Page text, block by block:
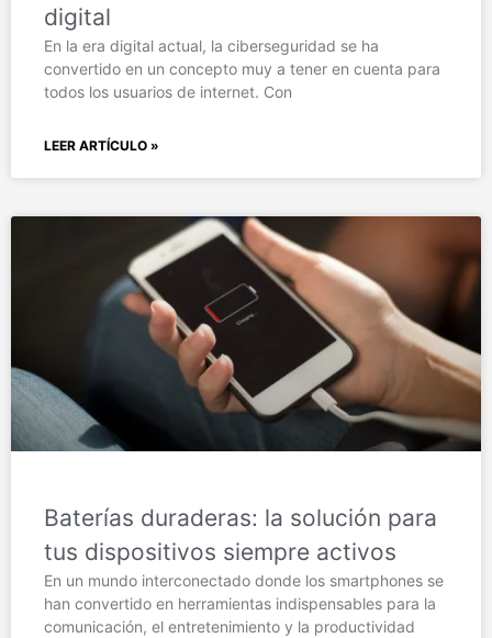
digital
En la era digital actual, la ciberseguridad se ha
convertido en un concepto muy a tener en cuenta para
todos los usuarios de internet. Con
LEER ARTÍCULO »
Baterías duraderas: la solución para
tus dispositivos siempre activos
En un mundo interconectado donde los smartphones se
han convertido en herramientas indispensables para la
comunicación, el entretenimiento y la productividad